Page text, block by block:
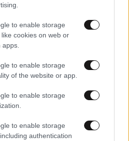
to enable storage
cookies on web or
to enable storage
of the website or app.
to enable storage
to enable storage
authentication
ταινίας και μετρά